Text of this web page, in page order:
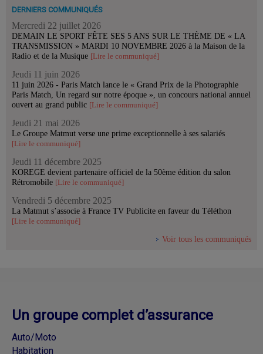
DERNIERS COMMUNIQUÉS
Mercredi 22 juillet 2026
DEMAIN LE SPORT FÊTE SES 5 ANS SUR LE THÈME DE « LA
TRANSMISSION » MARDI 10 NOVEMBRE 2026 à la Maison de la
Radio et de la Musique [Lire le communiqué]
Jeudi 11 juin 2026
11 juin 2026 - Paris Match lance le « Grand Prix de la Photographie
Paris Match, Un regard sur notre époque », un concours national annuel
ouvert au grand public [Lire le communiqué]
Jeudi 21 mai 2026
Le Groupe Matmut verse une prime exceptionnelle à ses salariés
[Lire le communiqué]
Jeudi 11 décembre 2025
KOREGE devient partenaire officiel de la 50ème édition du salon
Rétromobile [Lire le communiqué]
Vendredi 5 décembre 2025
La Matmut s’associe à France TV Publicite en faveur du Téléthon
[Lire le communiqué]
Voir tous les communiqués
Un groupe complet d’assurance
Auto/Moto
Habitation